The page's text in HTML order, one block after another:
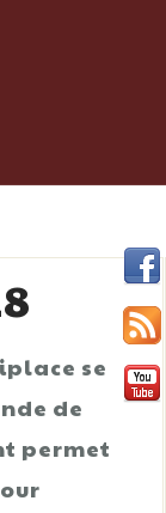
se
de
permet